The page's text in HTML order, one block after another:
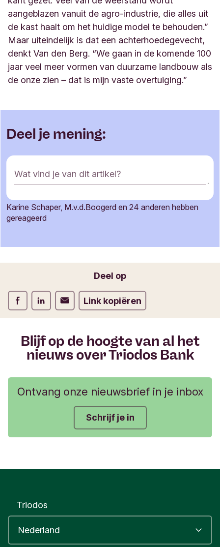
aangeblazen vanuit de agro-industrie, die alles uit
de kast haalt om het huidige model te behouden.”
Maar uiteindelijk is dat een achterhoedegevecht,
denkt Van den Berg. “We gaan in de komende 100
jaar veel meer vormen van duurzame landbouw als
de onze zien – dat is mijn vaste overtuiging.”
Deel je mening:
R
e
c
t
f
u
i
Wat vind je van dit artikel?
Je naam
Jouw e-mailadres
Karine Schaper, M.v.d.Boogerd en 24 anderen hebben
gereageerd
Deel op
Deel op Facebook
Deel op LinkedInDeel op Verstuur per email
Link kopiëren
Blijf op de hoogte van al het
nieuws over Triodos Bank
Ontvang onze nieuwsbrief in je inbox
Schrijf je in
Triodos